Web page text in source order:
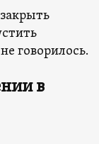
говорилось.
в